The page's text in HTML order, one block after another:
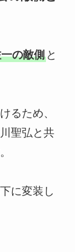
の敵側と
るため、
聖弘と共
に変装し